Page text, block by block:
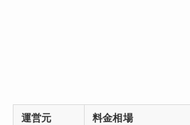
運営元 料金相場